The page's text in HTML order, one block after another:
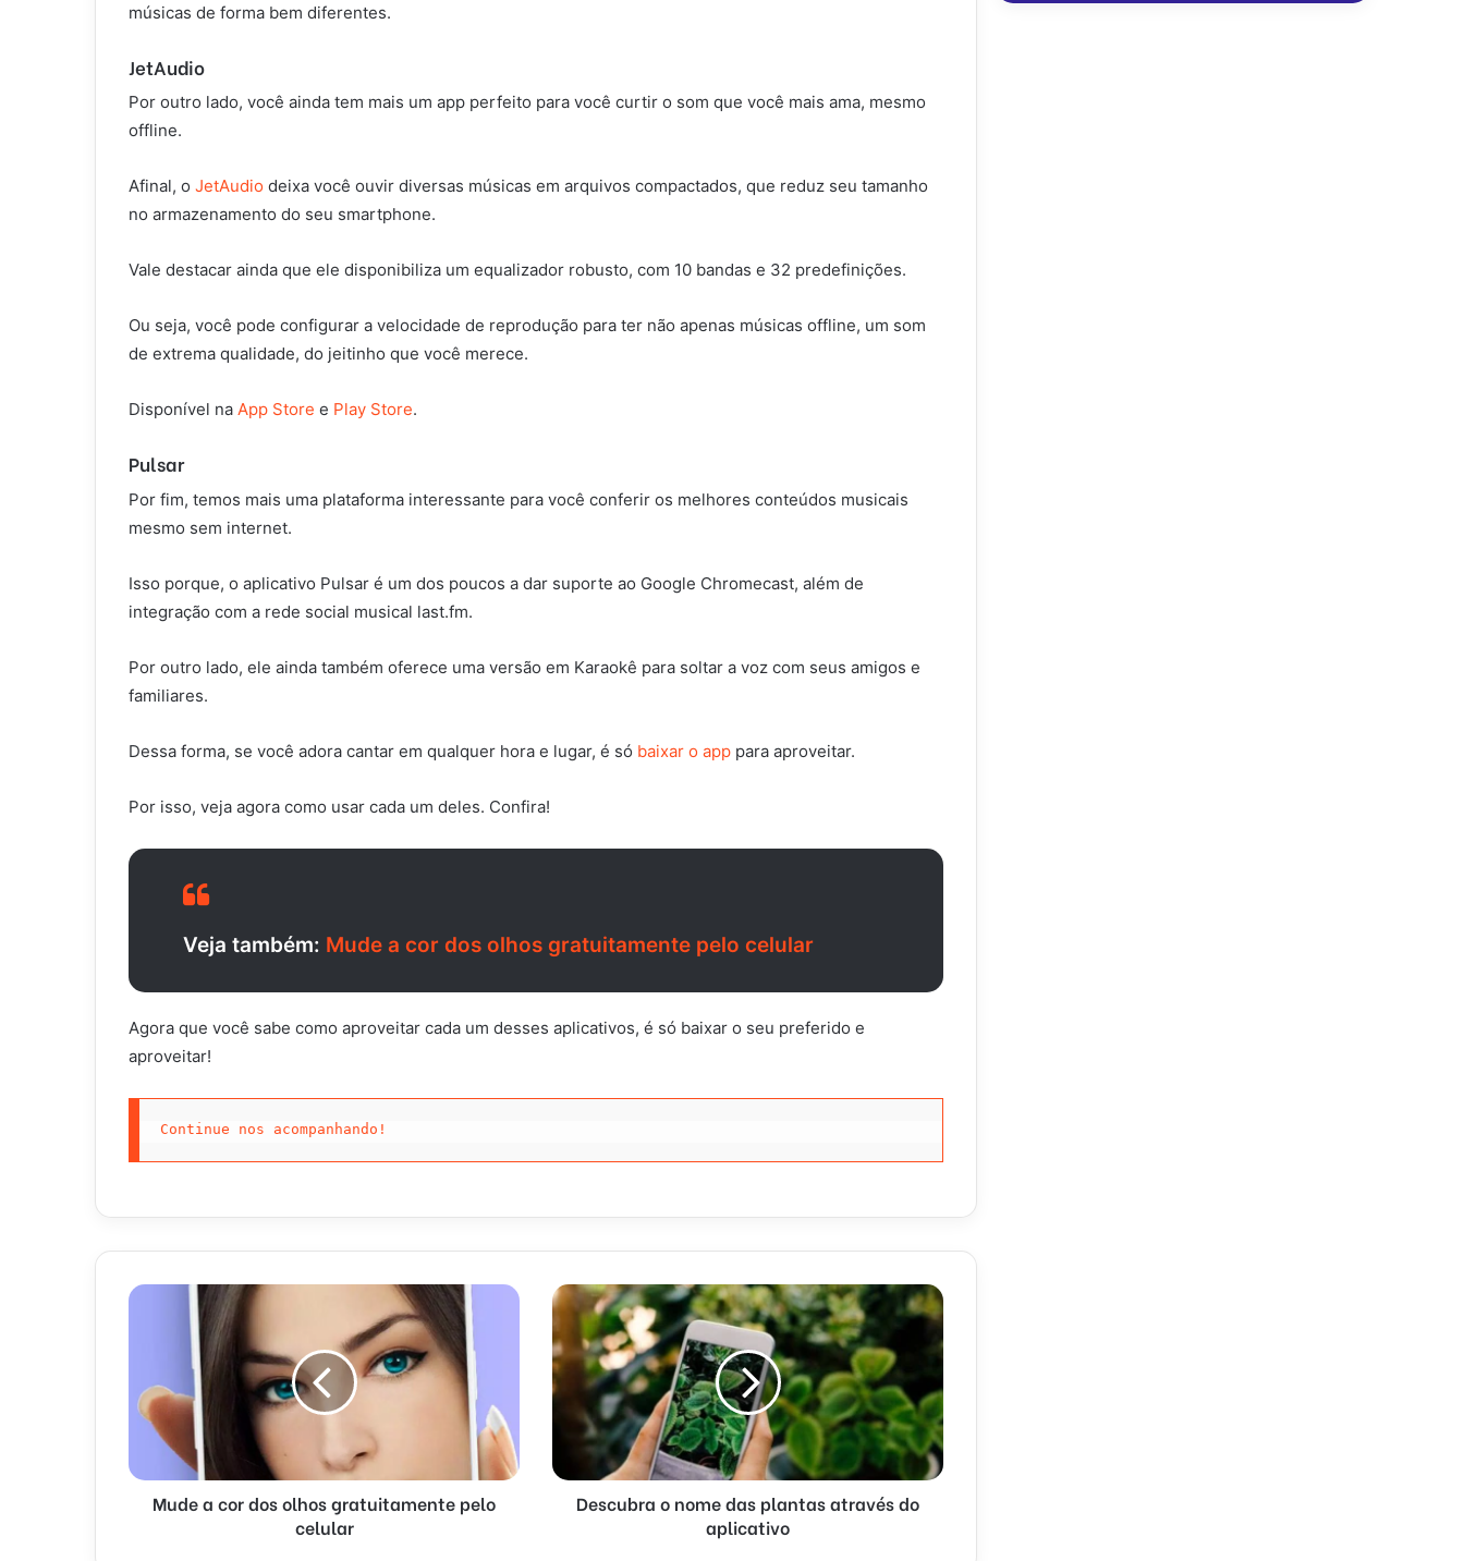
músicas de forma bem diferentes.
JetAudio
Por outro lado, você ainda tem mais um app perfeito para você curtir o som que você mais ama, mesmo
offline.
Afinal, o JetAudio deixa você ouvir diversas músicas em arquivos compactados, que reduz seu tamanho
no armazenamento do seu smartphone.
Vale destacar ainda que ele disponibiliza um equalizador robusto, com 10 bandas e 32 predefinições.
Ou seja, você pode configurar a velocidade de reprodução para ter não apenas músicas offline, um som
de extrema qualidade, do jeitinho que você merece.
Disponível na App Store e Play Store.
Pulsar
Por fim, temos mais uma plataforma interessante para você conferir os melhores conteúdos musicais
mesmo sem internet.
Isso porque, o aplicativo Pulsar é um dos poucos a dar suporte ao Google Chromecast, além de
integração com a rede social musical last.fm.
Por outro lado, ele ainda também oferece uma versão em Karaokê para soltar a voz com seus amigos e
familiares.
Dessa forma, se você adora cantar em qualquer hora e lugar, é só baixar o app para aproveitar.
Por isso, veja agora como usar cada um deles. Confira!
Veja também: Mude a cor dos olhos gratuitamente pelo celular
Agora que você sabe como aproveitar cada um desses aplicativos, é só baixar o seu preferido e
aproveitar!
Continue nos acompanhando!
Mude a cor dos olhos gratuitamente pelo
celular
Descubra o nome das plantas através do
aplicativo